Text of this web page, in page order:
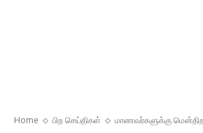
Home பிற செய்திகள் மாணவர்களுக்கு